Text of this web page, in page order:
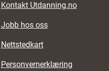
Kontakt Utdanning.no
Jobb hos oss
Nettstedkart
Personvernerklæring